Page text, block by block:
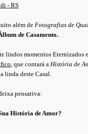
- RS
além de Fotografias de
de Casamento.
lindos momentos Eternizados
, que contará a História de
linda deste Casal.
pensativa:
História de Amor?